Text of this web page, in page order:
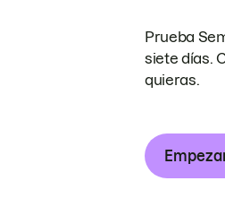
Prueba
siete días.
quieras.